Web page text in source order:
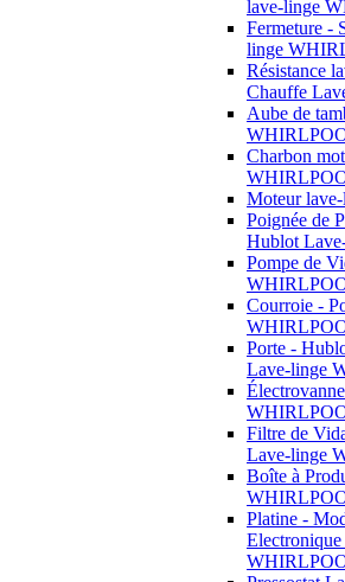
lave-linge
Fermeture -
linge
Résistance
Chauffe
Aube de
Charbon
Moteur
Poignée de
Hublot
Pompe de
Courroie -
Porte -
Lave-linge
Filtre de
Lave-linge
Boîte à
Platine -